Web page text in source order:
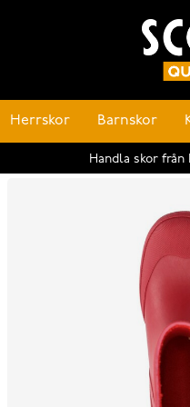
Herrskor Barnskor
Handla skor